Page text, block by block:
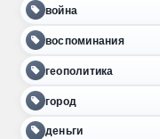
война
воспоминания
геополитика
город
деньги